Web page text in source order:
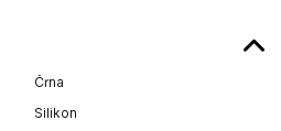
Črna
Silikon